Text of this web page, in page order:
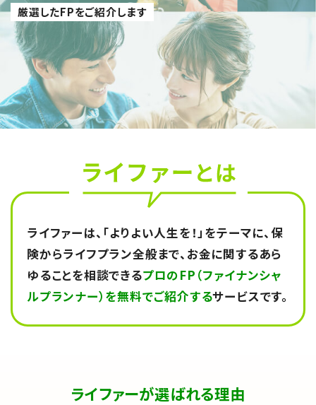
厳選したFPをご紹介します
ライファーは、「よりよい人生を！」をテーマに、保
険からライフプラン全般まで、 お金に関するあら
ゆることを相談できるプロのFP（ファイナンシャ
ルプランナー）を無料でご紹介するサービスです。
ライファーが選ばれる理由